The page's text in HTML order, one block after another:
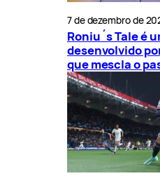
7 de dezembro de
Roniu´s Tale é
desenvolvido
que mescla o